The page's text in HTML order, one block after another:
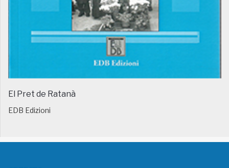
El Pret de Ratanà
EDB Edizioni